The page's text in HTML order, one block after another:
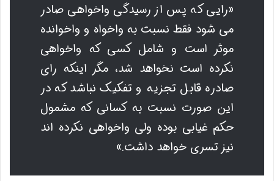
«رایی که پس از رسیدگی واخواهی صادر
می شود فقط نسبت به واخواه و واخوانده
موثر است و شامل کسی که واخواهی
نکرده است نخواهد شد، مگر اینکه رای
صادره قابل تجزیه و تفکیک نباشد که در
این صورت نسبت به کسانی که مشمول
حکم غیابی بوده ولی واخواهی نکرده اند
نیز تسری خواهد داشت.»